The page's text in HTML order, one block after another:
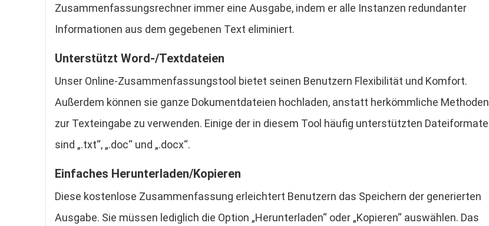
Zusammenfassungsrechner immer eine Ausgabe, indem er alle Instanzen redundanter
Informationen aus dem gegebenen Text eliminiert.
Unterstützt Word-/Textdateien
Unser Online-Zusammenfassungstool bietet seinen Benutzern Flexibilität und Komfort.
Außerdem können sie ganze Dokumentdateien hochladen, anstatt herkömmliche Methoden
zur Texteingabe zu verwenden. Einige der in diesem Tool häufig unterstützten Dateiformate
sind „.txt“, „.doc“ und „.docx“.
Einfaches Herunterladen/Kopieren
Diese kostenlose Zusammenfassung erleichtert Benutzern das Speichern der generierten
Ausgabe. Sie müssen lediglich die Option „Herunterladen“ oder „Kopieren“ auswählen. Das